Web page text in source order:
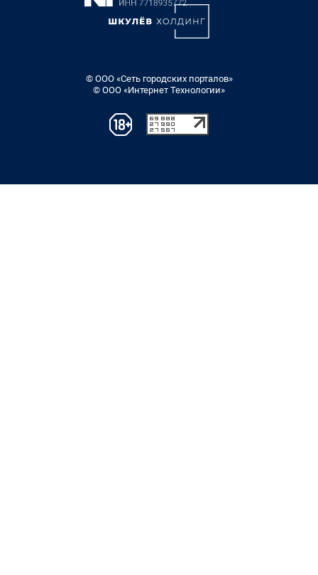
© ООО «Сеть городских порталов»
© ООО «Интернет Технологии»